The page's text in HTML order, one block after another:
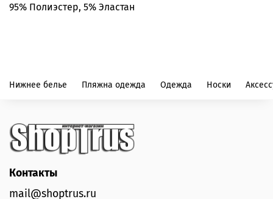
95% Полиэстер, 5% Эластан
Нижнее белье Пляжна одежда Одежда Носки
Контакты
mail@shoptrus.ru